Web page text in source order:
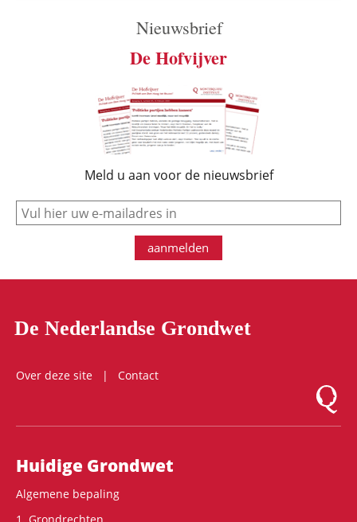
Nieuwsbrief
De Hofvijver
Meld u aan voor de nieuwsbrief
e-mail
aanmelden
De Nederlandse Grondwet
Over deze site
Contact
Logo
Hoofdnavigatie
Huidige Grondwet
Algemene bepaling